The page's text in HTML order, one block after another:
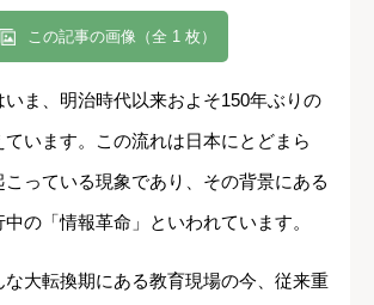
この記事の画像（全 1 枚）
いま、明治時代以来およそ150年ぶりの
ています。この流れは日本にとどまら
っている現象であり、その背景にある
の「情報革命」といわれています。
大転換期にある教育現場の今、従来重